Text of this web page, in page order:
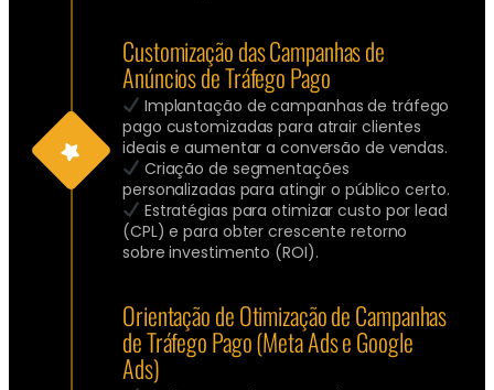
Customização das Campanhas de
Anúncios de Tráfego Pago
Implantação de campanhas de tráfego
pago customizadas para atrair clientes
ideais e aumentar a conversão de vendas.
Criação de segmentações
personalizadas para atingir o público certo.
Estratégias para otimizar custo por lead
(CPL) e para obter crescente retorno
sobre investimento (ROI).
Orientação de Otimização de Campanhas
de Tráfego Pago (Meta Ads e Google
Ads)